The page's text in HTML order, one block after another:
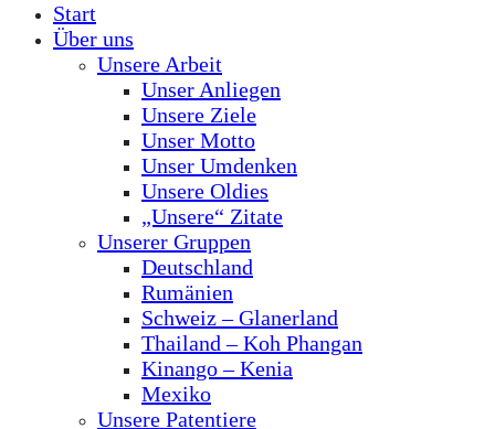
Start
Über uns
Unsere Arbeit
Unser Anliegen
Unsere Ziele
Unser Motto
Unser Umdenken
Unsere Oldies
„Unsere“ Zitate
Unserer Gruppen
Deutschland
Rumänien
Schweiz – Glanerland
Thailand – Koh Phangan
Kinango – Kenia
Mexiko
Unsere Patentiere